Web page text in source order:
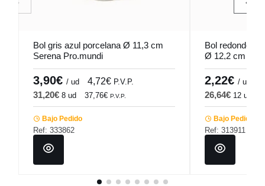
Bol gris azul porcelana Ø 11,3 cm
Serena Pro.mundi
3,90€ / ud 4,72€ P.V.P.
31,20€ 8 ud 37,76€ P.V.P.
Bajo Pedido
Ref: 333862
Bol redondo
Ø 12,2 cm
2,22€ / ud
26,64€ 12 ud
Bajo Pedido
Ref: 313911